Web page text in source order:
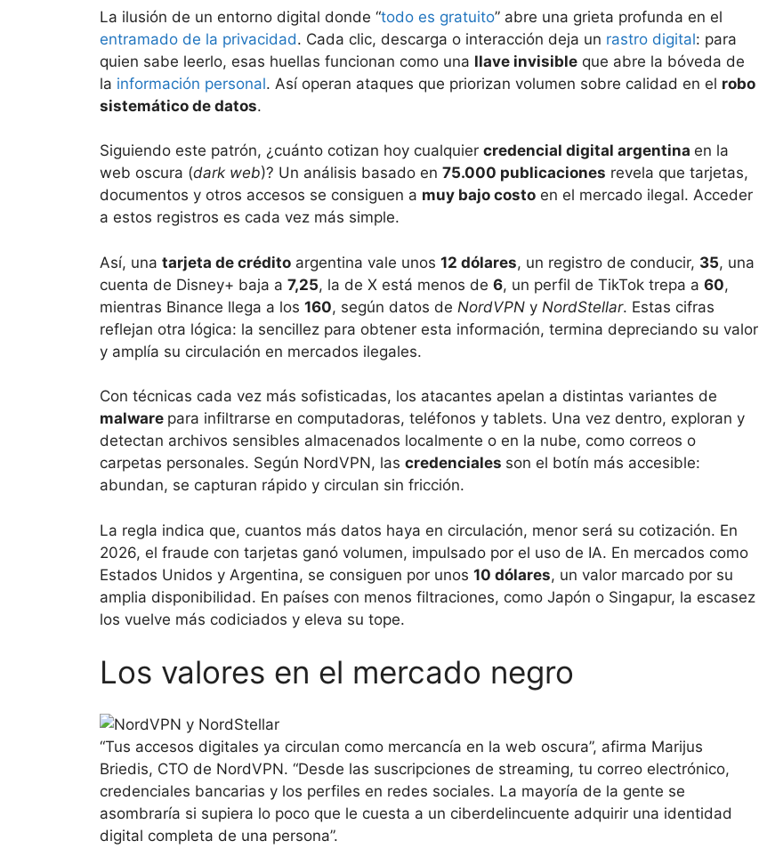
La ilusión de un entorno digital donde “todo es gratuito” abre una grieta profunda en el
entramado de la privacidad. Cada clic, descarga o interacción deja un rastro digital: para
quien sabe leerlo, esas huellas funcionan como una llave invisible que abre la bóveda de
la información personal. Así operan ataques que priorizan volumen sobre calidad en el robo
sistemático de datos.
Siguiendo este patrón, ¿cuánto cotizan hoy cualquier credencial digital argentina en la
web oscura (dark web)? Un análisis basado en 75.000 publicaciones revela que tarjetas,
documentos y otros accesos se consiguen a muy bajo costo en el mercado ilegal. Acceder
a estos registros es cada vez más simple.
Así, una tarjeta de crédito argentina vale unos 12 dólares, un registro de conducir, 35, una
cuenta de Disney+ baja a 7,25, la de X está menos de 6, un perfil de TikTok trepa a 60,
mientras Binance llega a los 160, según datos de NordVPN y NordStellar. Estas cifras
reflejan otra lógica: la sencillez para obtener esta información, termina depreciando su valor
y amplía su circulación en mercados ilegales.
Con técnicas cada vez más sofisticadas, los atacantes apelan a distintas variantes de
malware para infiltrarse en computadoras, teléfonos y tablets. Una vez dentro, exploran y
detectan archivos sensibles almacenados localmente o en la nube, como correos o
carpetas personales. Según NordVPN, las credenciales son el botín más accesible:
abundan, se capturan rápido y circulan sin fricción.
La regla indica que, cuantos más datos haya en circulación, menor será su cotización. En
2026, el fraude con tarjetas ganó volumen, impulsado por el uso de IA. En mercados como
Estados Unidos y Argentina, se consiguen por unos 10 dólares, un valor marcado por su
amplia disponibilidad. En países con menos filtraciones, como Japón o Singapur, la escasez
los vuelve más codiciados y eleva su tope.
Los valores en el mercado negro
“Tus accesos digitales ya circulan como mercancía en la web oscura”, afirma Marijus
Briedis, CTO de NordVPN. “Desde las suscripciones de streaming, tu correo electrónico,
credenciales bancarias y los perfiles en redes sociales. La mayoría de la gente se
asombraría si supiera lo poco que le cuesta a un ciberdelincuente adquirir una identidad
digital completa de una persona”.